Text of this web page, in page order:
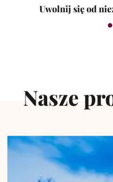
Uwolnij się od
Nasze